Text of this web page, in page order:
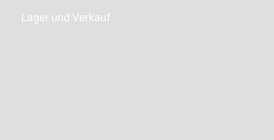
Lager und Verkauf